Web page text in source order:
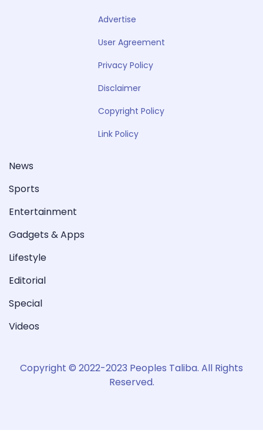
Advertise
User Agreement
Privacy Policy
Disclaimer
Copyright Policy
Link Policy
News
Sports
Entertainment
Gadgets & Apps
Lifestyle
Editorial
Special
Videos
Copyright © 2022-2023 Peoples Taliba. All Rights
Reserved.